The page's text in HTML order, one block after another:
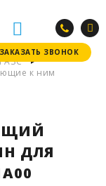
ЗАКАЗАТЬ ЗВОНОК
ЗАКАЗАТЬ ЗВОНОК
АЗС
к ним
ДЛЯ